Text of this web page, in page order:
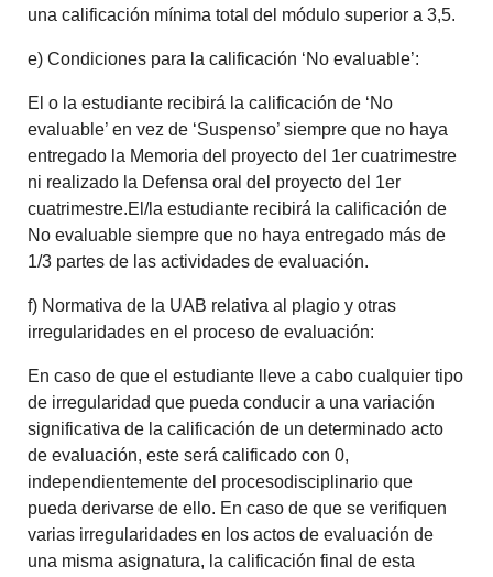
una calificación mínima total del módulo superior a 3,5.
e) Condiciones para la calificación ‘No evaluable’:
El o la estudiante recibirá la calificación de ‘No
evaluable’ en vez de ‘Suspenso’ siempre que no haya
entregado la Memoria del proyecto del 1er cuatrimestre
ni realizado la Defensa oral del proyecto del 1er
cuatrimestre.El/la estudiante recibirá la calificación de
No evaluable siempre que no haya entregado más de
1/3 partes de las actividades de evaluación.
f) Normativa de la UAB relativa al plagio y otras
irregularidades en el proceso de evaluación:
En caso de que el estudiante lleve a cabo cualquier tipo
de irregularidad que pueda conducir a una variación
significativa de la calificación de un determinado acto
de evaluación, este será calificado con 0,
independientemente del procesodisciplinario que
pueda derivarse de ello. En caso de que se verifiquen
varias irregularidades en los actos de evaluación de
una misma asignatura, la calificación final de esta